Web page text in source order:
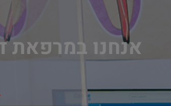
אנחנו במרפאת